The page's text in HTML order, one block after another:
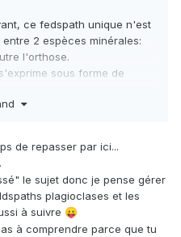
ce fedspath unique n'est
2 espèces minérales:
l'orthose.
sous forme de
une antiperthite.
de repasser par ici...
le sujet donc je pense gérer
plagioclases et les
à suivre 😛
à comprendre parce que tu